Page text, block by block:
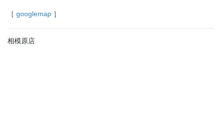
［ googlemap ］
相模原店